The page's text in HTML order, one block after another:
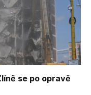
se po opravě